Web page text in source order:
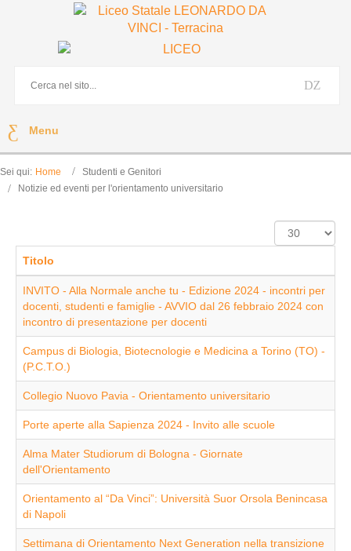
Menu
Sei qui: Home
Studenti e Genitori
Notizie ed eventi per l'orientamento universitario
Visualizza
n.
Titolo
INVITO - Alla Normale anche tu - Edizione 2024 - incontri per
docenti, studenti e famiglie - AVVIO dal 26 febbraio 2024 con
incontro di presentazione per docenti
Campus di Biologia, Biotecnologie e Medicina a Torino (TO) -
(P.C.T.O.)
Collegio Nuovo Pavia - Orientamento universitario
Porte aperte alla Sapienza 2024 - Invito alle scuole
Alma Mater Studiorum di Bologna - Giornate
dell'Orientamento
Orientamento al “Da Vinci”: Università Suor Orsola Benincasa
di Napoli
Settimana di Orientamento Next Generation nella transizione